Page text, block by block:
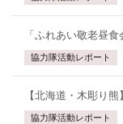
「ふれあい敬老昼
協力隊活動レポート
【北海道・木彫り
協力隊活動レポート